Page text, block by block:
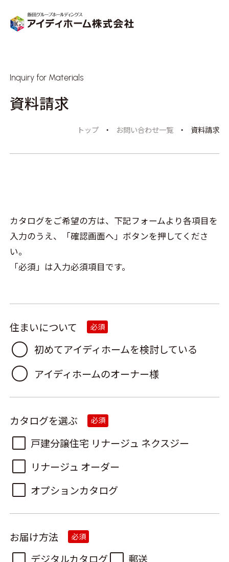
Inquiry for Materials
資料請求
トップ お問い合わせ一覧 資料請求
カタログをご希望の方は、下記フォームより各項目を
入力のうえ、「確認画面へ」ボタンを押してくださ
い。
「必須」は入力必須項目です。
住まいについて 必須
初めてアイディホームを検討している
アイディホームのオーナー様
カタログを選ぶ 必須
戸建分譲住宅 リナージュ ネクスジー
リナージュ オーダー
オプションカタログ
お届け方法 必須